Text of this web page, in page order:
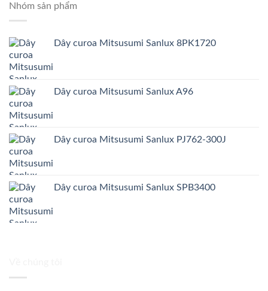
Nhóm sản phẩm
Dây curoa Mitsusumi Sanlux 8PK1720
Dây curoa Mitsusumi Sanlux A96
Dây curoa Mitsusumi Sanlux PJ762-300J
Dây curoa Mitsusumi Sanlux SPB3400